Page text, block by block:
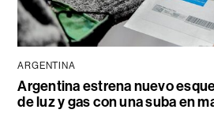
ARGENTINA
Argentina estrena nuevo
de luz y gas con una suba en